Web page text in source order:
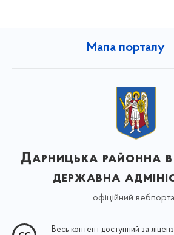
Мапа порталу
Дарницька районна в
державна
офіційний
Весь контент доступний за